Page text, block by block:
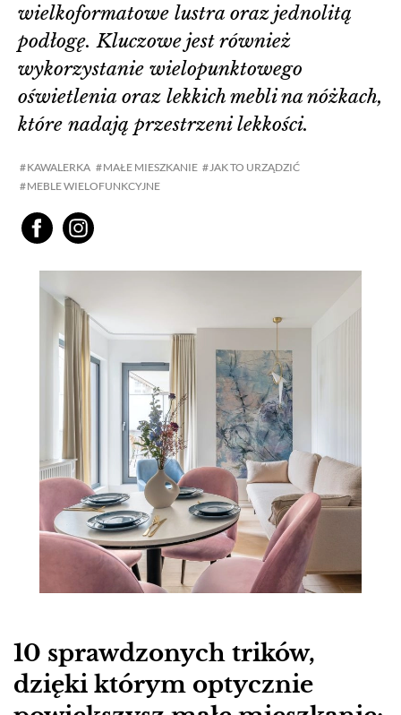
KAWALERKA MAŁE MIESZKANIE
JAK TO URZĄDZIĆ
MEBLE WIELOFUNKCYJNE
wielkoformatowe lustra oraz jednolitą
podłogę. Kluczowe jest również
wykorzystanie wielopunktowego
oświetlenia oraz lekkich mebli na nóżkach,
które nadają przestrzeni lekkości.
10 sprawdzonych trików,
dzięki którym optycznie